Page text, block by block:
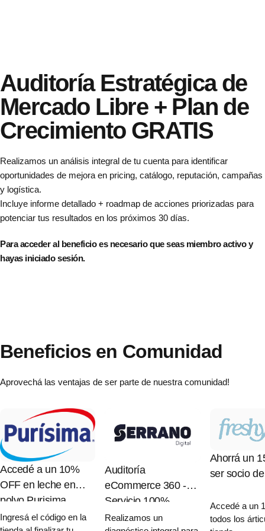
Auditoría Estratégica de
Mercado Libre + Plan de
Crecimiento GRATIS
Realizamos un análisis integral de tu cuenta para identificar
oportunidades de mejora en pricing, catálogo, reputación, campañas
y logística.
Incluye informe detallado + roadmap de acciones priorizadas para
potenciar tus resultados en los próximos 30 días.
Para acceder al beneficio es necesario que seas miembro activo y
hayas iniciado sesión.
Beneficios en Comunidad
Aprovechá las ventajas de ser parte de nuestra comunidad!
Accedé a un 10%
OFF en leche en
polvo Purisima
Ingresá el código en la
Auditoría
eCommerce 360 -
Servicio 100%
bonificado
Realizamos un
Ahorrá un
ser socio
Accedé a un
todos los